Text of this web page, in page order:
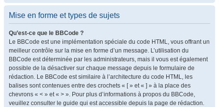
Mise en forme et types de sujets
Qu’est-ce que le BBCode ?
Le BBCode est une implémentation spéciale du code HTML, vous offrant un
meilleur contrôle sur la mise en forme d’un message. L’utilisation du
BBCode est déterminée par les administrateurs, mais il vous est également
possible de la désactiver sur chaque message depuis le formulaire de
rédaction. Le BBCode est similaire à l’architecture du code HTML, les
balises sont contenues entre des crochets « [ » et « ] » à la place des
chevrons « < » et « > ». Pour plus d’informations à propos du BBCode,
veuillez consulter le guide qui est accessible depuis la page de rédaction.